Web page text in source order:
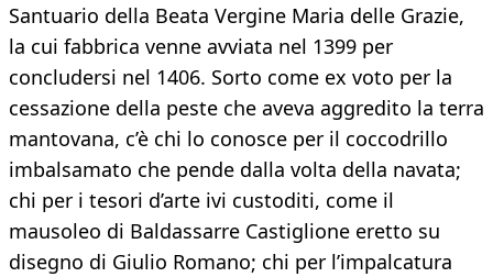
Santuario della Beata Vergine Maria delle Grazie,
la cui fabbrica venne avviata nel 1399 per
concludersi nel 1406. Sorto come ex voto per la
cessazione della peste che aveva aggredito la terra
mantovana, c’è chi lo conosce per il coccodrillo
imbalsamato che pende dalla volta della navata;
chi per i tesori d’arte ivi custoditi, come il
mausoleo di Baldassarre Castiglione eretto su
disegno di Giulio Romano; chi per l’impalcatura